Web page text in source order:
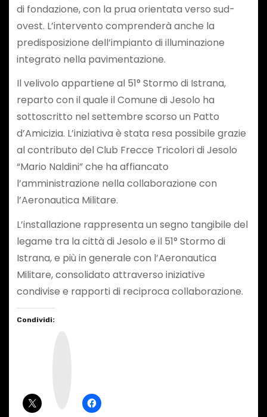
di fondazione, con la prua orientata verso sud-
ovest. L’intervento comprenderà anche la
predisposizione dell’impianto di illuminazione
integrato nella pavimentazione.
Il velivolo appartiene al 51° Stormo di Istrana,
reparto con il quale il Comune di Jesolo ha
sottoscritto nel settembre scorso un Patto
d’Amicizia. L’iniziativa è stata resa possibile grazie
al contributo del Club Frecce Tricolori di Jesolo
“Mario Naldini” che ha affiancato
l’amministrazione nella collaborazione con
l’Aeronautica Militare.
L’installazione rappresenta un segno tangibile del
legame tra la città di Jesolo e il 51° Stormo di
Istrana, e più in generale con l’Aeronautica
Militare, consolidato attraverso iniziative
condivise e rapporti di reciproca collaborazione.
Condividi: